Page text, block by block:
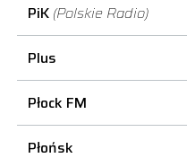
PiK (Polskie Radio)
Plus
Płock FM
Płońsk